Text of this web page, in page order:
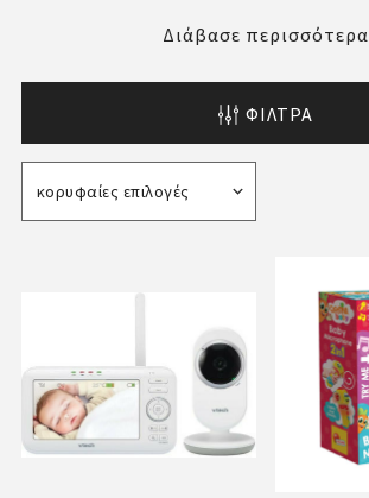
Διάβασε περισσότερα
ΦΊΛΤΡΑ